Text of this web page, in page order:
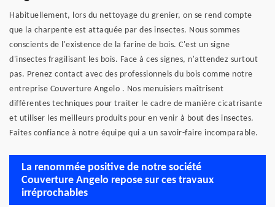
Habituellement, lors du nettoyage du grenier, on se rend compte
que la charpente est attaquée par des insectes. Nous sommes
conscients de l'existence de la farine de bois. C'est un signe
d'insectes fragilisant les bois. Face à ces signes, n'attendez surtout
pas. Prenez contact avec des professionnels du bois comme notre
entreprise Couverture Angelo . Nos menuisiers maîtrisent
différentes techniques pour traiter le cadre de manière cicatrisante
et utiliser les meilleurs produits pour en venir à bout des insectes.
Faites confiance à notre équipe qui a un savoir-faire incomparable.
La renommée positive de notre société
Couverture Angelo repose sur ces travaux
irréprochables